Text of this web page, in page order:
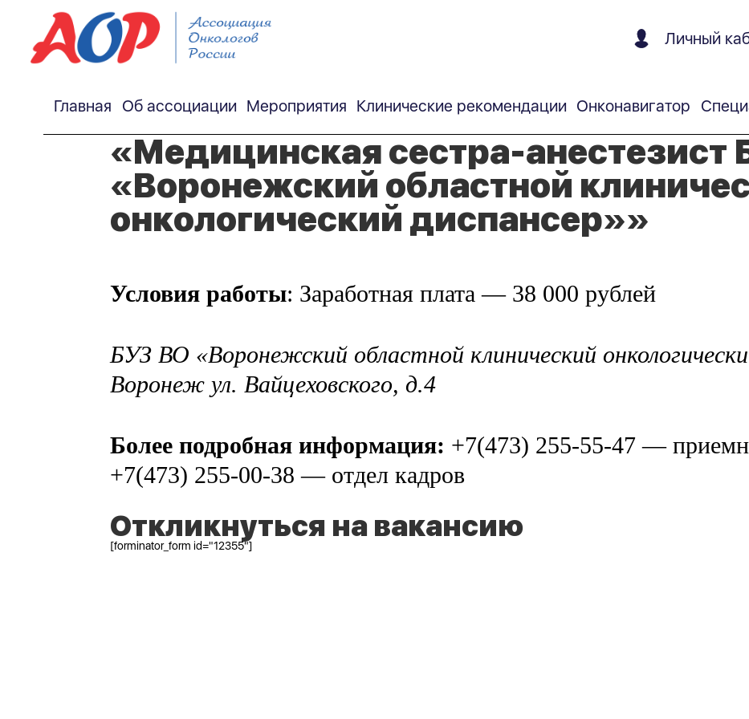
Личный
Главная Об ассоциации Мероприятия Клинические рекомендации Онконавигатор
«Медицинская сестра-анестезист
«Воронежский областной
онкологический диспансер»»
Условия работы: Заработная плата — 38 000 рублей
БУЗ ВО «Воронежский областной клинический
Воронеж ул. Вайцеховского, д.4
Более подробная информация: +7(473) 255-55-47 —
+7(473) 255-00-38 — отдел кадров
Откликнуться на вакансию
[forminator_form id="12355"]